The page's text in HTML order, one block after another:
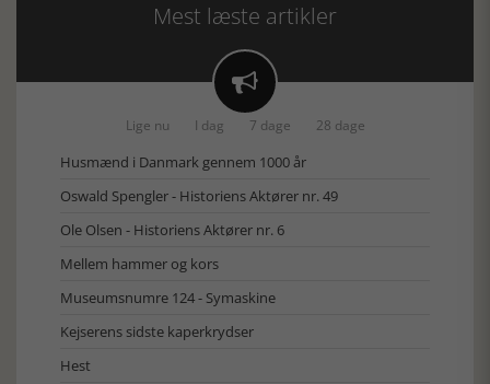
Mest læste artikler

Lige nu I dag 7 dage 28 dage
Husmænd i Danmark gennem 1000 år
Oswald Spengler - Historiens Aktører nr. 49
Ole Olsen - Historiens Aktører nr. 6
Mellem hammer og kors
Museumsnumre 124 - Symaskine
Kejserens sidste kaperkrydser
Hest